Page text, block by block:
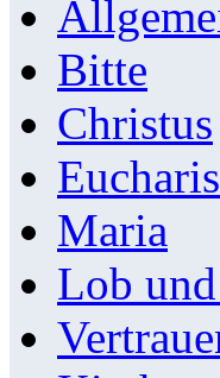
Bitte
Christus
Maria
Lob